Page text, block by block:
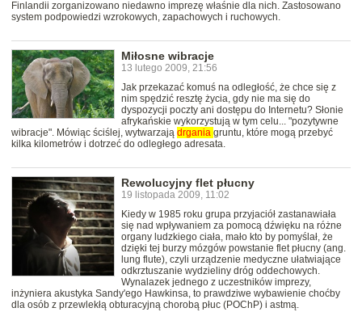
Finlandii zorganizowano niedawno imprezę właśnie dla nich. Zastosowano
system podpowiedzi wzrokowych, zapachowych i ruchowych.
Miłosne wibracje
13 lutego 2009, 21:56
Jak przekazać komuś na odległość, że chce się z
nim spędzić resztę życia, gdy nie ma się do
dyspozycji poczty ani dostępu do Internetu? Słonie
afrykańskie wykorzystują w tym celu... "pozytywne
wibracje". Mówiąc ściślej, wytwarzają drgania gruntu, które mogą przebyć
kilka kilometrów i dotrzeć do odległego adresata.
Rewolucyjny flet płucny
19 listopada 2009, 11:02
Kiedy w 1985 roku grupa przyjaciół zastanawiała
się nad wpływaniem za pomocą dźwięku na różne
organy ludzkiego ciała, mało kto by pomyślał, że
dzięki tej burzy mózgów powstanie flet płucny (ang.
lung flute), czyli urządzenie medyczne ułatwiające
odkrztuszanie wydzieliny dróg oddechowych.
Wynalazek jednego z uczestników imprezy,
inżyniera akustyka Sandy'ego Hawkinsa, to prawdziwe wybawienie choćby
dla osób z przewlekłą obturacyjną chorobą płuc (POChP) i astmą.